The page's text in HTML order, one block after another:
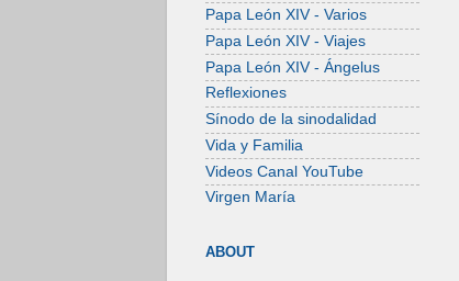
Papa León XIV - Varios
Papa León XIV - Viajes
Papa León XIV - Ángelus
Reflexiones
Sínodo de la sinodalidad
Vida y Familia
Videos Canal YouTube
Virgen María
ABOUT